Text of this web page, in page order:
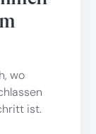
wo
ist.